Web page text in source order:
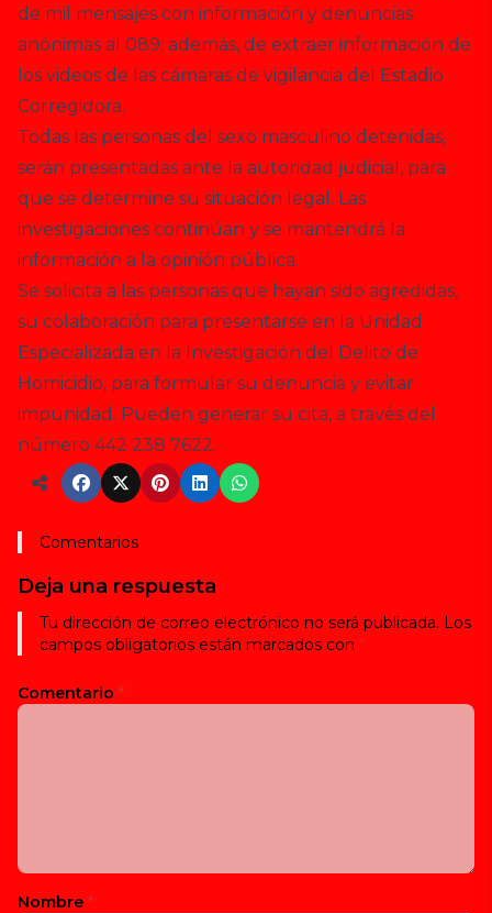
de mil mensajes con información y denuncias
anónimas al 089; además, de extraer información de
los videos de las cámaras de vigilancia del Estadio
Corregidora.
Todas las personas del sexo masculino detenidas,
serán presentadas ante la autoridad judicial, para
que se determine su situación legal. Las
investigaciones continúan y se mantendrá la
información a la opinión pública.
Se solicita a las personas que hayan sido agredidas,
su colaboración para presentarse en la Unidad
Especializada en la Investigación del Delito de
Homicidio, para formular su denuncia y evitar
impunidad. Pueden generar su cita, a través del
número 442 238 7622.
Comentarios
Deja una respuesta
Tu dirección de correo electrónico no será publicada. Los
campos obligatorios están marcados con *
Comentario *
Nombre *